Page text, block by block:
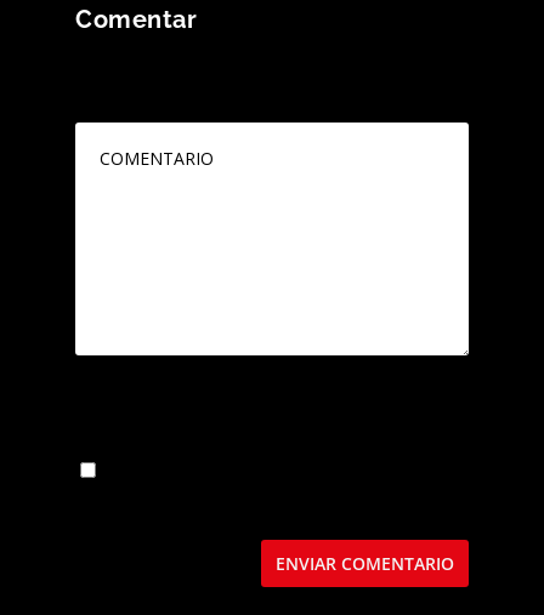
Comentar